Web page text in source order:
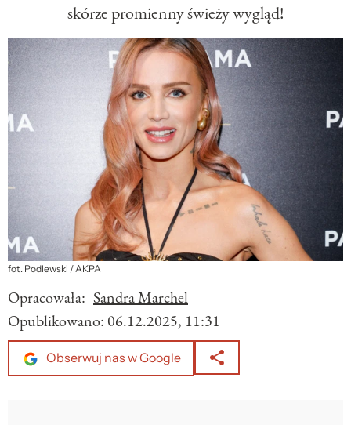
skórze promienny świeży wygląd!
fot. Podlewski / AKPA
Opracowała: Sandra Marchel
Opublikowano: 06.12.2025, 11:31
Obserwuj nas w Google